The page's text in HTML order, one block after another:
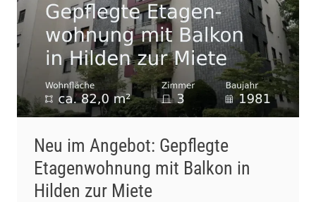
Neu im Angebot: Gepflegte
Etagenwohnung mit Balkon in
Hilden zur Miete